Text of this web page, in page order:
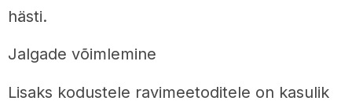
hästi.
Jalgade võimlemine
Lisaks kodustele ravimeetoditele on kasulik